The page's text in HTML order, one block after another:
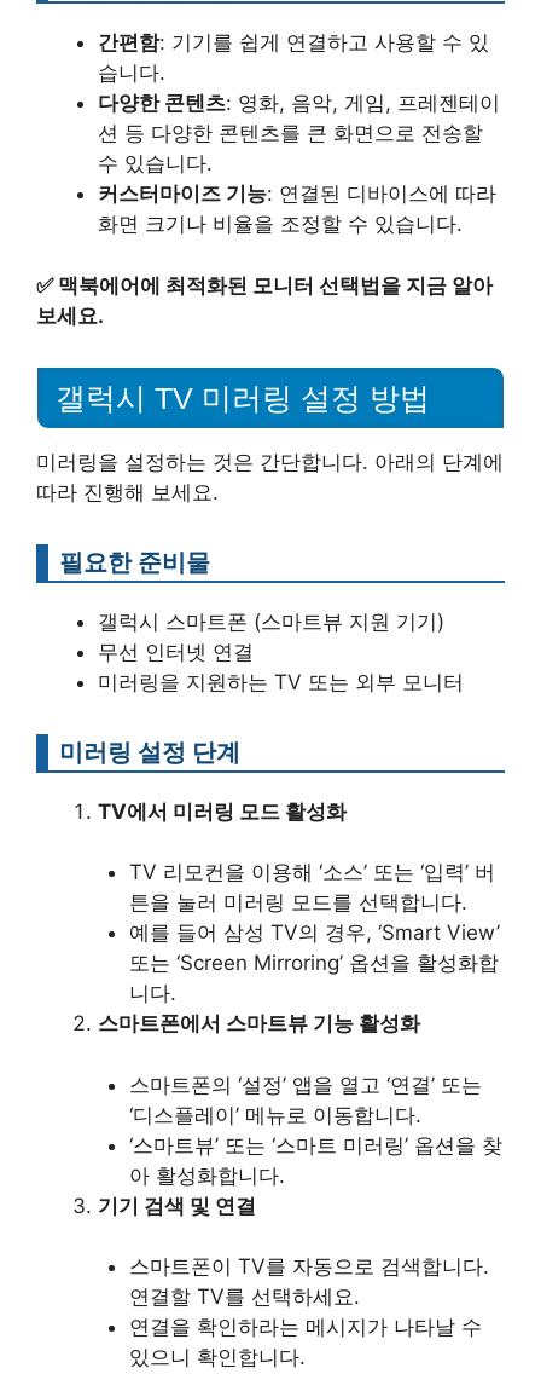
간편함: 기기를 쉽게 연결하고 사용할 수 있
습니다.
다양한 콘텐츠: 영화, 음악, 게임, 프레젠테이
션 등 다양한 콘텐츠를 큰 화면으로 전송할
수 있습니다.
커스터마이즈 기능: 연결된 디바이스에 따라
화면 크기나 비율을 조정할 수 있습니다.
✅ 맥북에어에 최적화된 모니터 선택법을 지금 알아
보세요.
갤럭시 TV 미러링 설정 방법
미러링을 설정하는 것은 간단합니다. 아래의 단계에
따라 진행해 보세요.
필요한 준비물
갤럭시 스마트폰 (스마트뷰 지원 기기)
무선 인터넷 연결
미러링을 지원하는 TV 또는 외부 모니터
미러링 설정 단계
TV에서 미러링 모드 활성화
TV 리모컨을 이용해 ‘소스’ 또는 ‘입력’ 버
튼을 눌러 미러링 모드를 선택합니다.
예를 들어 삼성 TV의 경우, ‘Smart View’
또는 ‘Screen Mirroring’ 옵션을 활성화합
니다.
스마트폰에서 스마트뷰 기능 활성화
스마트폰의 ‘설정’ 앱을 열고 ‘연결’ 또는
‘디스플레이’ 메뉴로 이동합니다.
‘스마트뷰’ 또는 ‘스마트 미러링’ 옵션을 찾
아 활성화합니다.
기기 검색 및 연결
스마트폰이 TV를 자동으로 검색합니다.
연결할 TV를 선택하세요.
연결을 확인하라는 메시지가 나타날 수
있으니 확인합니다.